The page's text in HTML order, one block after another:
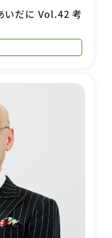
いだに Vol.42 考